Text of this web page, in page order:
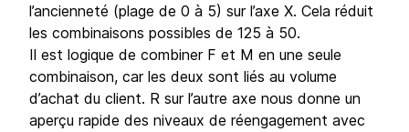
l’ancienneté (plage de 0 à 5) sur l’axe X. Cela réduit
les combinaisons possibles de 125 à 50.
Il est logique de combiner F et M en une seule
combinaison, car les deux sont liés au volume
d’achat du client. R sur l’autre axe nous donne un
aperçu rapide des niveaux de réengagement avec